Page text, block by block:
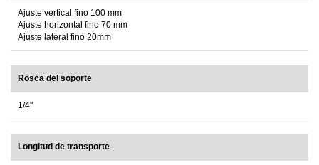
Ajuste vertical fino 100 mm
Ajuste horizontal fino 70 mm
Ajuste lateral fino 20mm
Rosca del soporte
1/4"
Longitud de transporte